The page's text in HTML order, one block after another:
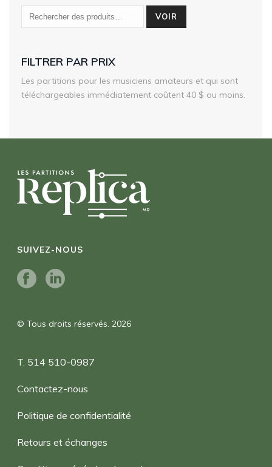
VOIR
FILTRER PAR PRIX
Les partitions pour les musiciens amateurs et qui sont
téléchargeables immédiatement coûtent 40 $ ou moins.
SUIVEZ-NOUS
© Tous droits réservés. 2026
T. 514 510-0987
Contactez-nous
Politique de confidentialité
Retours et échanges